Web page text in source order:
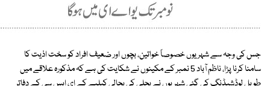
جس کی وجہ سے شہریوں خصوصاً خواتین، بچوں اور ضعیف افراد کو سخت اذیت کا
سامنا کرنا پڑا، ناظم آباد 5 نمبر کے مکینوں نے شکایت کی ہے کہ مذکورہ علاقے میں